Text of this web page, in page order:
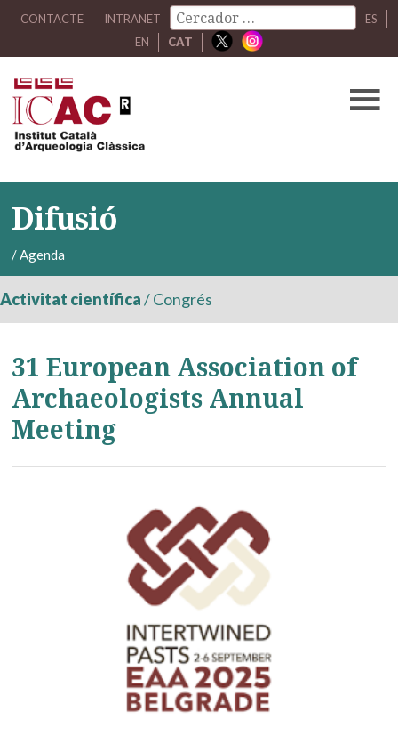
CONTACTE INTRANET
ES
EN
CAT
Difusió
/Agenda
Activitat científica/Congrés
31 European Association of
Archaeologists Annual
Meeting